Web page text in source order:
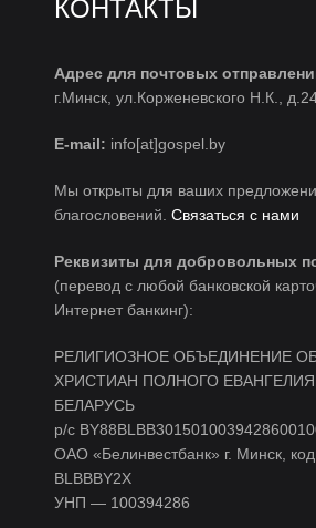
КОНТАКТЫ
Адрес для почтовых
г.Минск, ул.Корженевского Н.К.,
E-mail: info[at]gospel.by
Мы открыты для ваших
благословений. Связаться с нами
Реквизиты для добровольных
(перевод с любой банковской
Интернет банкинг):
РЕЛИГИОЗНОЕ ОБЪЕДИНЕНИЕ
ХРИСТИАН ПОЛНОГО
БЕЛАРУСЬ
р/c
ОАО «Белинвестбанк» г. Минск,
BLBBBY2X
УНП — 100394286